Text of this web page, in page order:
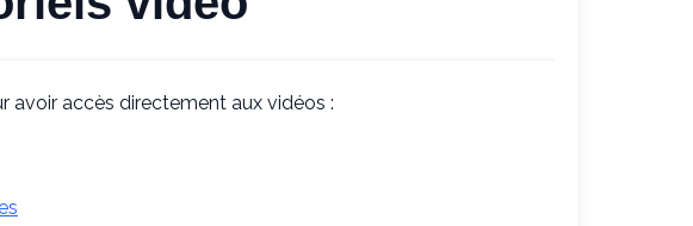
avoir accès directement aux vidéos :